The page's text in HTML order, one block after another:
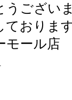
うござい
ておりま
モール店